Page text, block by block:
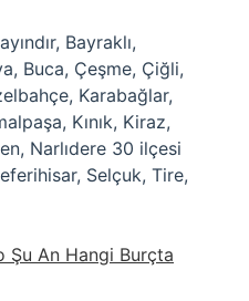
Bayraklı,
Buca, Çeşme, Çiğli,
Karabağlar,
Kınık, Kiraz,
Narlıdere 30 ilçesi
Selçuk, Tire,
Şu An Hangi Burçta